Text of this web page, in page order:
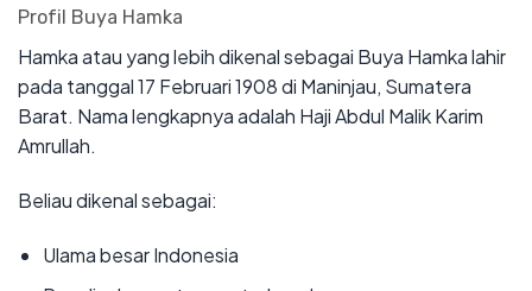
Profil Buya Hamka
Hamka atau yang lebih dikenal sebagai Buya Hamka lahir
pada tanggal 17 Februari 1908 di Maninjau, Sumatera
Barat. Nama lengkapnya adalah Haji Abdul Malik Karim
Amrullah.
Beliau dikenal sebagai:
Ulama besar Indonesia